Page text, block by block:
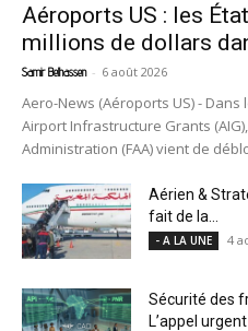
Aéroports US : les
millions de dollars
Samir Belhassen - 6 août 2026
Aero-News (Aéroports US) -
Airport Infrastructure Grants
Administration (FAA) vient de
Aérien &
fait de la...
- A LA UNE 4
Sécurité des
L’appel